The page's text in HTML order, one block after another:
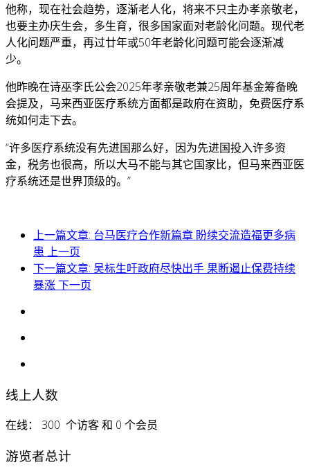
他称，现在社会趋势，逐渐老人化，将来不只主办孝亲敬老，
也要主办庆生会，多生育，很多国家面对老龄化问题。现代老
人化问题严重，再过廿年或50年老龄化问题可能会逐渐减
少。
他昨晚在诗巫李氏公会2025年孝亲敬老兼25周年基金筹备晚
会提及，马来西亚医疗系统方面都是政府在资助，免费医疗系
统如何走下去。
“许多医疗系统没有先进国那么好，因为先进国投入许多资
金，税务也很高，所以大马不能与其它国家比，但马来西亚医
疗系统还是世界顶级的。”
上一篇文章: 台马医疗合作新篇章 盼续交流造福更多病
患 上一页
下一篇文章: 吴标生吁政府尽快出手 果断遏止保费持续
暴涨下一页
线上人数
在线： 300 个访客 和 0 个会员
游览者总计